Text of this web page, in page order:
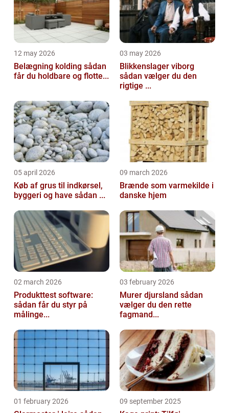
12 may 2026
Belægning kolding sådan
får du holdbare og flotte...
03 may 2026
Blikkenslager viborg
sådan vælger du den
rigtige ...
05 april 2026
Køb af grus til indkørsel,
byggeri og have sådan ...
09 march 2026
Brænde som varmekilde i
danske hjem
02 march 2026
Produkttest software:
sådan får du styr på
målinge...
03 february 2026
Murer djursland sådan
vælger du den rette
fagmand...
01 february 2026 09 september 2025